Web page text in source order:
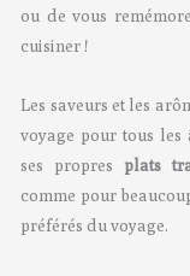
ou de vous
cuisiner !
Les saveurs et les
voyage pour tous les
ses propres plats
comme pour
préférés du voyage.